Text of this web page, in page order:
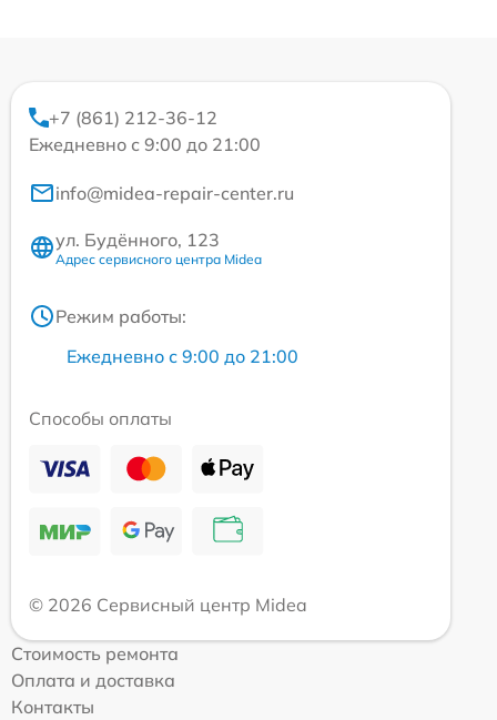
+7 (861) 212-36-12
Ежедневно с 9:00 до 21:00
info@midea-repair-center.ru
ул. Будённого, 123
Адрес сервисного центра Midea
Режим работы:
Ежедневно с 9:00 до 21:00
Способы оплаты
© 2026 Сервисный центр Midea
Стоимость ремонта
Оплата и доставка
Контакты